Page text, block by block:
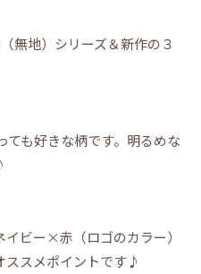
無地）シリーズ＆新作の３
ても好きな柄です。明るめな
ビー×赤（ロゴのカラー）
ススメポイントです♪